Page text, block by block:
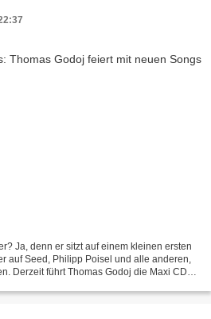
Ja, denn er sitzt auf einem kleinen ersten
auf Seed, Philipp Poisel und alle anderen,
Derzeit führt Thomas Godoj die Maxi CD -